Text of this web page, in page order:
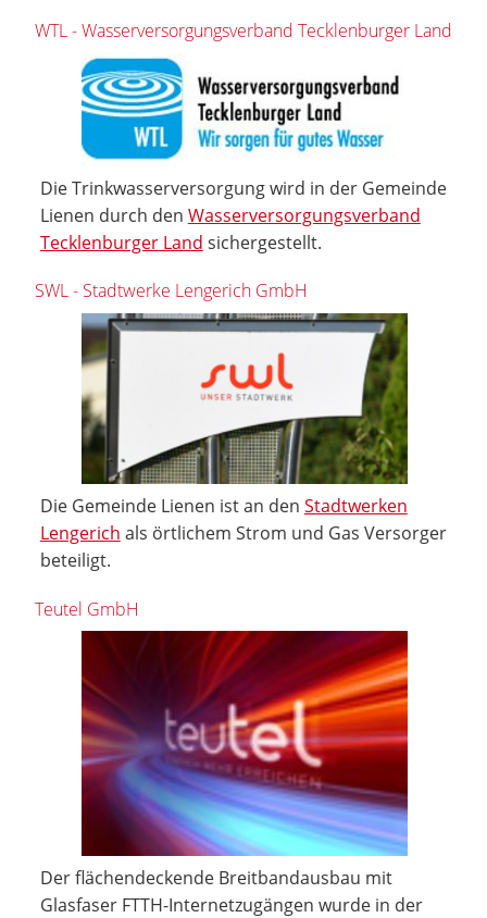
WTL - Wasserversorgungsverband Tecklenburger Land
Die Trinkwasserversorgung wird in der Gemeinde
Lienen durch den Wasserversorgungsverband
Tecklenburger Land sichergestellt.
SWL - Stadtwerke Lengerich GmbH
Die Gemeinde Lienen ist an den Stadtwerken
Lengerich als örtlichem Strom und Gas Versorger
beteiligt.
Teutel GmbH
Der flächendeckende Breitbandausbau mit
Glasfaser FTTH-Internetzugängen wurde in der